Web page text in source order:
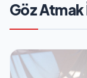
Göz